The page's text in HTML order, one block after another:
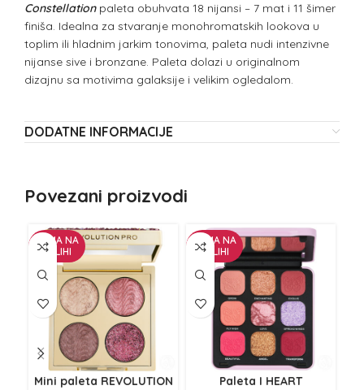
Constellationpaleta obuhvata 18 nijansi – 7 mat i 11 šimer
finiša. Idealna za stvaranje monohromatskih lookova u
toplim ili hladnim jarkim tonovima, paleta nudi intenzivne
nijanse sive i bronzane. Paleta dolazi u originalnom
dizajnu sa motivima galaksije i velikim ogledalom.
DODATNE INFORMACIJE
Povezani proizvodi
NEMA NA
ZALIHI
Mini paleta REVOLUTION
NEMA NA
ZALIHI
Paleta I HEART